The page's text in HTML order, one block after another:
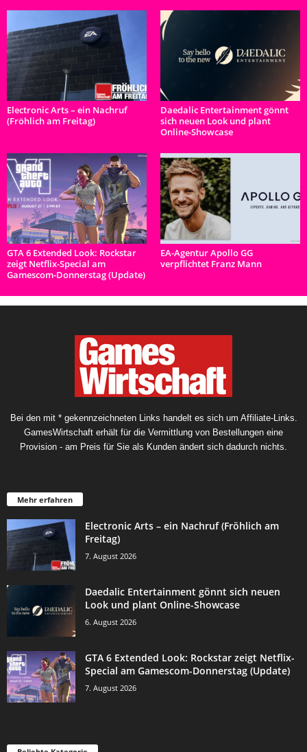
Electronic Arts – ein Nachruf
(Fröhlich am Freitag)
Daedalic Entertainment gönnt
sich neuen Look und plant
Online-Showcase
GTA 6 Extended Look: Rockstar
zeigt Netflix-Special am
Gamescom-Donnerstag (Update)
EA-Agentur Apollo GG
verpflichtet Franz Mann
Bei den mit * gekennzeichneten Links handelt es sich um Affiliate-Links.
GamesWirtschaft erhält für die Vermittlung von Bestellungen eine
Provision - am Preis für Sie als Kunden ändert sich dadurch nichts.
Mehr erfahren
Electronic Arts – ein Nachruf (Fröhlich am
Freitag)
7. August 2026
Daedalic Entertainment gönnt sich neuen
Look und plant Online-Showcase
6. August 2026
GTA 6 Extended Look: Rockstar zeigt Netflix-
Special am Gamescom-Donnerstag (Update)
7. August 2026